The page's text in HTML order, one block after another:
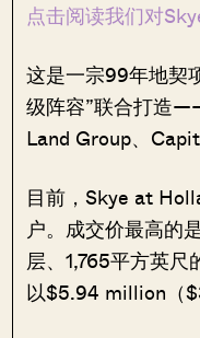
点击阅读我们对
这是一宗99年地契
级阵容”联合打造
Land Group、
目前，Skye at
户。成交价最高的
层、1,765平方英
以$5.94 million（